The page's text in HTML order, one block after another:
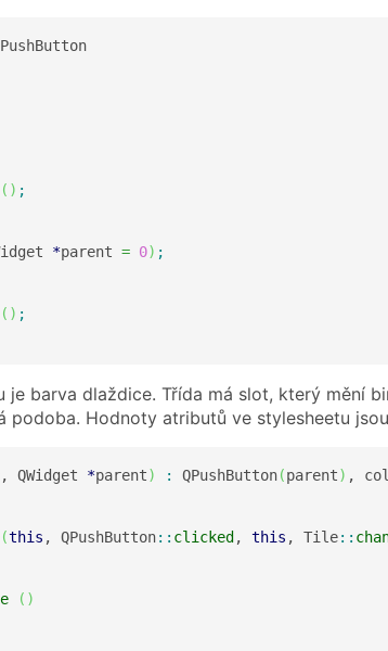
( ) ;
*parent = 0) ;
( ) ;
je barva dlaždice. Třída má slot, který mění
podoba. Hodnoty atributů ve stylesheetu
QWidget *parent) : QPushButton(parent) ,
(this , QPushButton:: clicked , this , Tile::
( )